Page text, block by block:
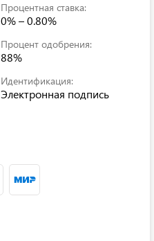
Процентная ставка:
0% – 0.80%
Процент одобрения:
88%
Идентификация:
Электронная подпись